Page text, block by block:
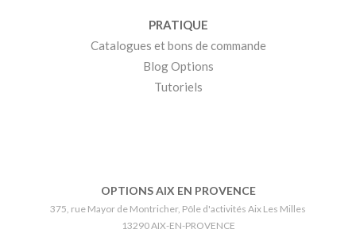
PRATIQUE
Catalogues et bons de commande
Blog Options
Tutoriels
OPTIONS AIX EN PROVENCE
375, rue Mayor de Montricher, Pôle d'activités Aix Les Milles
13290 AIX-EN-PROVENCE